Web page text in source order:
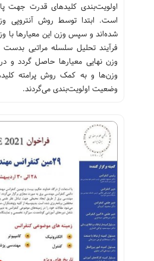
اولویت‌بندی کلید‌های قدرت جهت
است. ابتدا توسط روش آنتروپی
شده‌اند و سپس وزن این معیارها
فرآیند تحلیل سلسله مراتبی
وزن‌ نهایی معیارها حاصل گردد و در
وزن‌ها و به کمک روش پرامته
وضعیت اولویت‌بندی می‌گردند.